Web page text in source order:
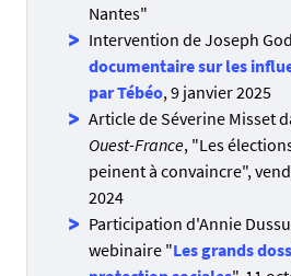
Nantes"
Intervention de Joseph
documentaire sur les
par Tébéo, 9 janvier 2025
Article de Séverine Misset
Ouest-France, "Les
peinent à convaincre",
2024
Participation d'Annie
webinaire "Les grands